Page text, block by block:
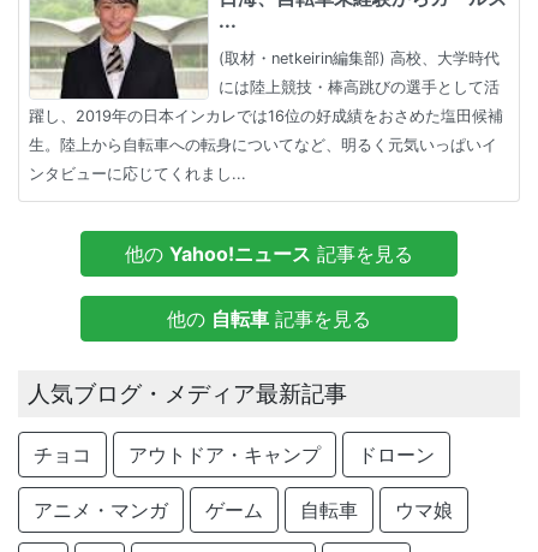
...
(取材・netkeirin編集部) 高校、大学時代
には陸上競技・棒高跳びの選手として活
躍し、2019年の日本インカレでは16位の好成績をおさめた塩田候補
生。陸上から自転車への転身についてなど、明るく元気いっぱいイ
ンタビューに応じてくれまし...
他の Yahoo!ニュース 記事を見る
他の 自転車 記事を見る
人気ブログ・メディア最新記事
チョコ アウトドア・キャンプ ドローン
アニメ・マンガ ゲーム 自転車 ウマ娘